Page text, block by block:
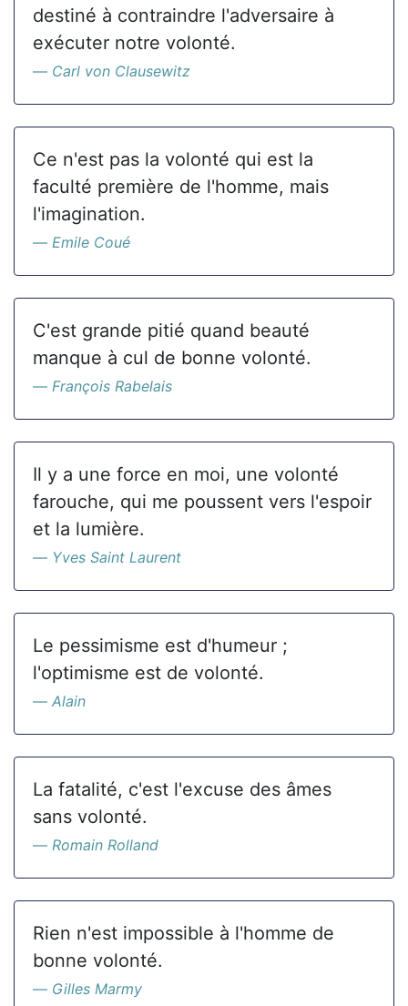
destiné à contraindre l'adversaire à
exécuter notre volonté.
Carl von Clausewitz
Ce n'est pas la volonté qui est la
faculté première de l'homme, mais
l'imagination.
Emile Coué
C'est grande pitié quand beauté
manque à cul de bonne volonté.
François Rabelais
Il y a une force en moi, une volonté
farouche, qui me poussent vers l'espoir
et la lumière.
Yves Saint Laurent
Le pessimisme est d'humeur ;
l'optimisme est de volonté.
Alain
La fatalité, c'est l'excuse des âmes
sans volonté.
Romain Rolland
Rien n'est impossible à l'homme de
bonne volonté.
Gilles Marmy